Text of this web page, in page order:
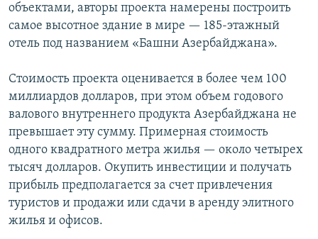
объектами, авторы проекта намерены построить
самое высотное здание в мире — 185-этажный
отель под названием «Башни Азербайджана».
Стоимость проекта оценивается в более чем 100
миллиардов долларов, при этом объем годового
валового внутреннего продукта Азербайджана не
превышает эту сумму. Примерная стоимость
одного квадратного метра жилья — около четырех
тысяч долларов. Окупить инвестиции и получать
прибыль предполагается за счет привлечения
туристов и продажи или сдачи в аренду элитного
жилья и офисов.